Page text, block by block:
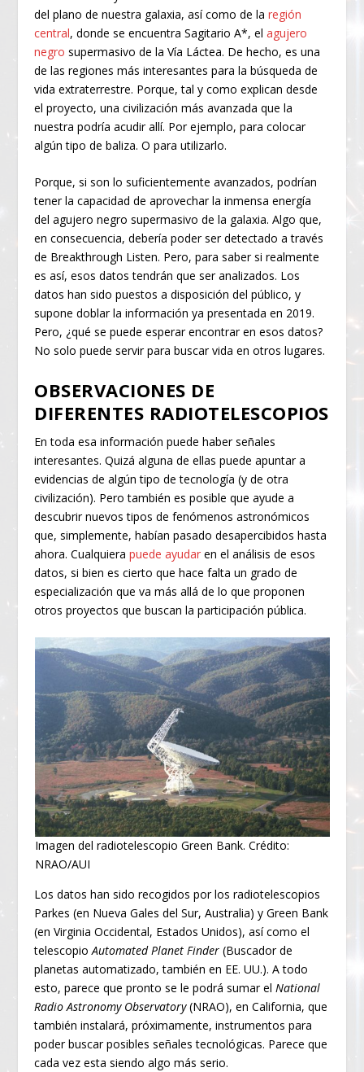
del plano de nuestra galaxia, así como de laregión
central, donde se encuentra Sagitario A*, elagujero
negro supermasivo de la Vía Láctea. De hecho, es una
de las regiones más interesantes para la búsqueda de
vida extraterrestre. Porque, tal y como explican desde
el proyecto, una civilización más avanzada que la
nuestra podría acudir allí. Por ejemplo, para colocar
algún tipo de baliza. O para utilizarlo.
Porque, si son lo suficientemente avanzados, podrían
tener la capacidad de aprovechar la inmensa energía
del agujero negro supermasivo de la galaxia. Algo que,
en consecuencia, debería poder ser detectado a través
de Breakthrough Listen. Pero, para saber si realmente
es así, esos datos tendrán que ser analizados. Los
datos han sido puestos a disposición del público, y
supone doblar la información ya presentada en 2019.
Pero, ¿qué se puede esperar encontrar en esos datos?
No solo puede servir para buscar vida en otros lugares.
OBSERVACIONES DE
DIFERENTES RADIOTELESCOPIOS
En toda esa información puede haber señales
interesantes. Quizá alguna de ellas puede apuntar a
evidencias de algún tipo de tecnología (y de otra
civilización). Pero también es posible que ayude a
descubrir nuevos tipos de fenómenos astronómicos
que, simplemente, habían pasado desapercibidos hasta
ahora. Cualquierapuede ayudar en el análisis de esos
datos, si bien es cierto que hace falta un grado de
especialización que va más allá de lo que proponen
otros proyectos que buscan la participación pública.
Imagen del radiotelescopio Green Bank. Crédito:
NRAO/AUI
Los datos han sido recogidos por los radiotelescopios
Parkes (en Nueva Gales del Sur, Australia) y Green Bank
(en Virginia Occidental, Estados Unidos), así como el
telescopioAutomated Planet Finder(Buscador de
planetas automatizado, también en EE. UU.). A todo
esto, parece que pronto se le podrá sumar elNational
Radio Astronomy Observatory(NRAO), en California, que
también instalará, próximamente, instrumentos para
poder buscar posibles señales tecnológicas. Parece que
cada vez esta siendo algo más serio.